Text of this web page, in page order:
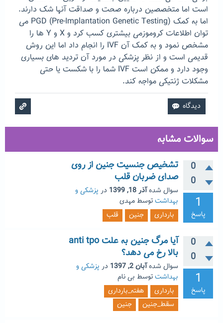
است اما متخصصین درباره صحت و صداقت آنها شک دارند.
اما به کمک PGD (Pre-Implantation Genetic Testing) می
توان اطلاعات کروموزمی بیشتری کسب کرد و X و Y ها را
مشخص نمود و به کمک آن IVF را انجام داد اما این روش
قدیمی است و از نظر پزشکی در مورد آن تردید های بسیاری
وجود دارد و ممکن است IVF شما را با شکست یا حتی
مشکلات ژنتیکی مواجه کند.
سوالات مشابه
0
0
1
پاسخ
تشخیص جنسیت جنین از روی
صدای ضربان قلب
سوال شدهآذر 18, 1399 در پزشکی و
بهداشتتوسط مهدی
بارداری
جنین قلب
0
0
1
پاسخ
آیا مرگ جنین به علت anti tpo
بالا رخ می دهد؟
سوال شدهآبان 2, 1397 در پزشکی و
بهداشتتوسط بی نام
بارداری
هفته_بارداری
سقط_جنین
جنین